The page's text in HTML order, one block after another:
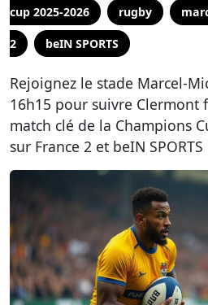
cup 2025-2026 rugby
2 beIN SPORTS
Rejoignez le stade Marcel-
16h15 pour suivre Clermont
match clé de la Champions
sur France 2 et beIN SPORTS